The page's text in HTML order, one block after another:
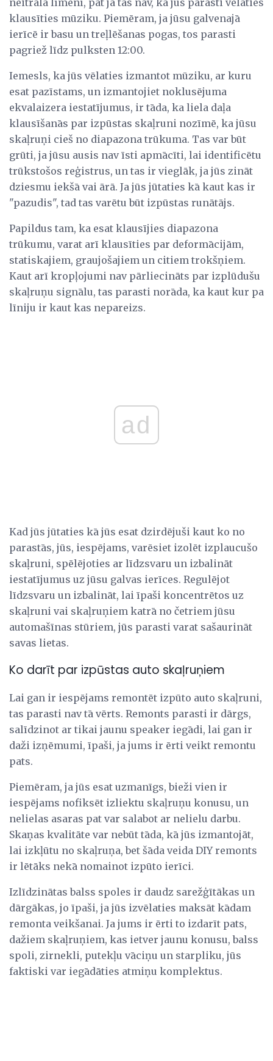
neitrālā līmenī, pat ja tas nav, kā jūs parasti vēlaties
klausīties mūziku. Piemēram, ja jūsu galvenajā
ierīcē ir basu un treļlēšanas pogas, tos parasti
pagriež līdz pulksten 12:00.
Iemesls, ka jūs vēlaties izmantot mūziku, ar kuru
esat pazīstams, un izmantojiet noklusējuma
ekvalaizera iestatījumus, ir tāda, ka liela daļa
klausīšanās par izpūstas skaļruni nozīmē, ka jūsu
skaļruņi cieš no diapazona trūkuma. Tas var būt
grūti, ja jūsu ausis nav īsti apmācīti, lai identificētu
trūkstošos reģistrus, un tas ir vieglāk, ja jūs zināt
dziesmu iekšā vai ārā. Ja jūs jūtaties kā kaut kas ir
"pazudis", tad tas varētu būt izpūstas runātājs.
Papildus tam, ka esat klausījies diapazona
trūkumu, varat arī klausīties par deformācijām,
statiskajiem, graujošajiem un citiem trokšņiem.
Kaut arī kropļojumi nav pārliecināts par izplūdušu
skaļruņu signālu, tas parasti norāda, ka kaut kur pa
līniju ir kaut kas nepareizs.
ad
Kad jūs jūtaties kā jūs esat dzirdējuši kaut ko no
parastās, jūs, iespējams, varēsiet izolēt izplaucušo
skaļruni, spēlējoties ar līdzsvaru un izbalināt
iestatījumus uz jūsu galvas ierīces. Regulējot
līdzsvaru un izbalināt, lai īpaši koncentrētos uz
skaļruni vai skaļruņiem katrā no četriem jūsu
automašīnas stūriem, jūs parasti varat sašaurināt
savas lietas.
Ko darīt par izpūstas auto skaļruņiem
Lai gan ir iespējams remontēt izpūto auto skaļruni,
tas parasti nav tā vērts. Remonts parasti ir dārgs,
salīdzinot ar tikai jaunu speaker iegādi, lai gan ir
daži izņēmumi, īpaši, ja jums ir ērti veikt remontu
pats.
Piemēram, ja jūs esat uzmanīgs, bieži vien ir
iespējams nofiksēt izliektu skaļruņu konusu, un
nelielas asaras pat var salabot ar nelielu darbu.
Skaņas kvalitāte var nebūt tāda, kā jūs izmantojāt,
lai izkļūtu no skaļruņa, bet šāda veida DIY remonts
ir lētāks nekā nomainot izpūto ierīci.
Izlīdzinātas balss spoles ir daudz sarežģītākas un
dārgākas, jo īpaši, ja jūs izvēlaties maksāt kādam
remonta veikšanai. Ja jums ir ērti to izdarīt pats,
dažiem skaļruņiem, kas ietver jaunu konusu, balss
spoli, zirnekli, putekļu vāciņu un starpliku, jūs
faktiski var iegādāties atmiņu komplektus.